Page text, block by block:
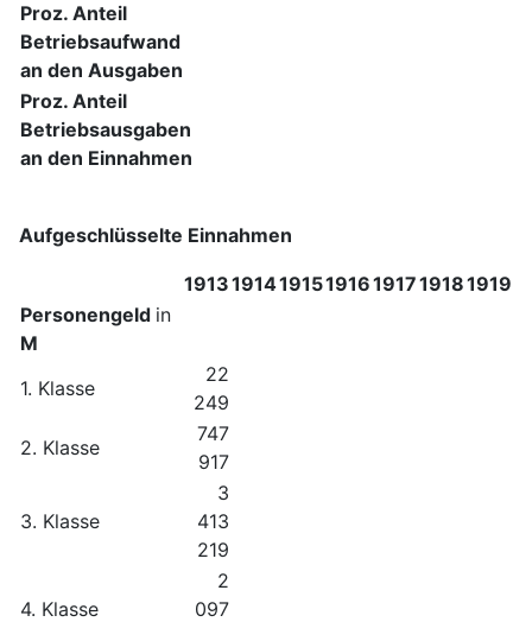
Proz. Anteil
Betriebsaufwand
an den Ausgaben
Proz. Anteil
Betriebsausgaben
an den Einnahmen
Aufgeschlüsselte Einnahmen
1913191419151916191719181919
Personengeld in
M
1. Klasse
22
249
2. Klasse
747
917
3. Klasse
3
413
219
4. Klasse
2
097